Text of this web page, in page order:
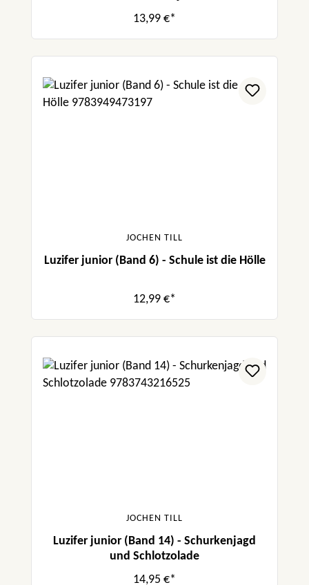
13,99 €*
JOCHEN TILL
Luzifer junior (Band 6) - Schule ist die Hölle
12,99 €*
JOCHEN TILL
Luzifer junior (Band 14) - Schurkenjagd
und Schlotzolade
14,95 €*